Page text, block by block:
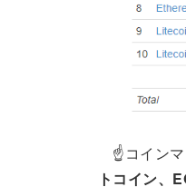
☝コインマ
トコイン、